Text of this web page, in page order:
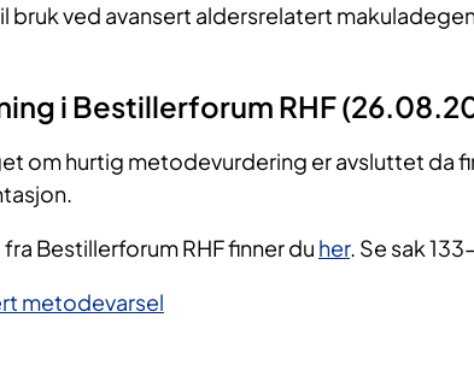
bruk ved avansert aldersrelatert
i Bestillerforum RHF
om hurtig metodevurdering er avsluttet da
Bestillerforum RHF finner du her. Se sak
metodevarsel